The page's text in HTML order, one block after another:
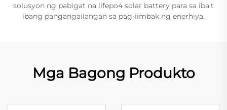
solusyon ng pabigat na lifepo4 solar battery para sa iba't
ibang pangangailangan sa pag-iimbak ng enerhiya.
Mga Bagong Produkto